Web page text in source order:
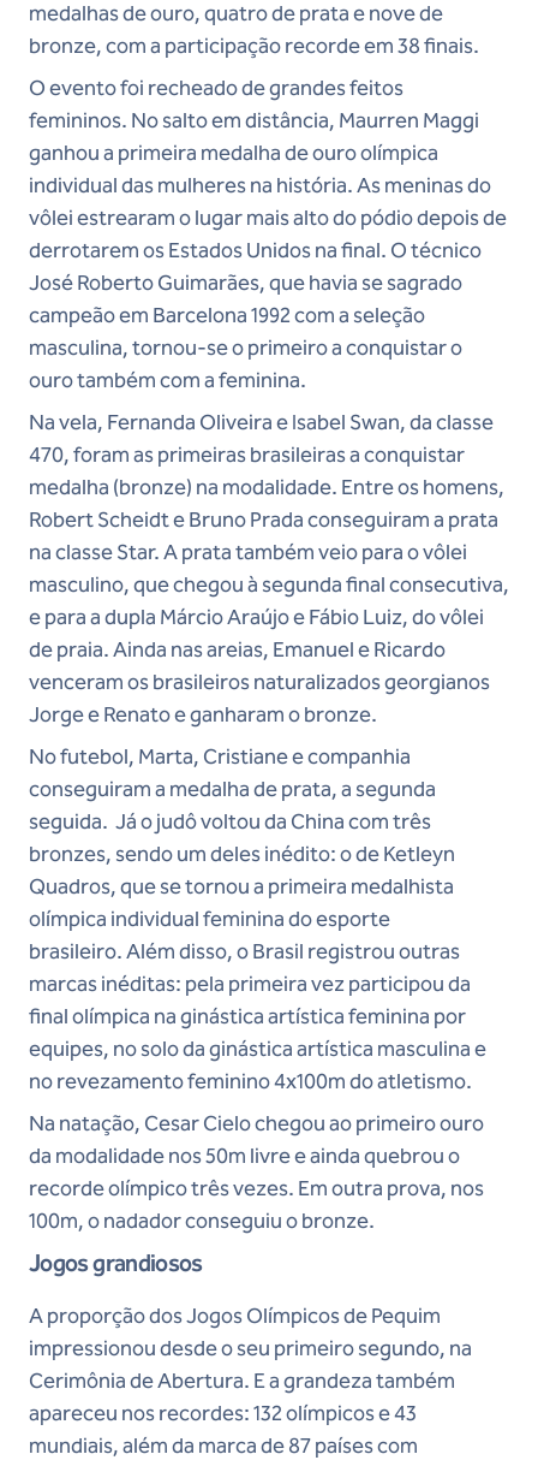
medalhas de ouro, quatro de prata e nove de
bronze, com a participação recorde em 38 finais.
O evento foi recheado de grandes feitos
femininos. No salto em distância, Maurren Maggi
ganhou a primeira medalha de ouro olímpica
individual das mulheres na história. As meninas do
vôlei estrearam o lugar mais alto do pódio depois de
derrotarem os Estados Unidos na final. O técnico
José Roberto Guimarães, que havia se sagrado
campeão em Barcelona 1992 com a seleção
masculina, tornou-se o primeiro a conquistar o
ouro também com a feminina.
Na vela, Fernanda Oliveira e Isabel Swan, da classe
470, foram as primeiras brasileiras a conquistar
medalha (bronze) na modalidade. Entre os homens,
Robert Scheidt e Bruno Prada conseguiram a prata
na classe Star. A prata também veio para o vôlei
masculino, que chegou à segunda final consecutiva,
e para a dupla Márcio Araújo e Fábio Luiz, do vôlei
de praia. Ainda nas areias, Emanuel e Ricardo
venceram os brasileiros naturalizados georgianos
Jorge e Renato e ganharam o bronze.
No futebol, Marta, Cristiane e companhia
conseguiram a medalha de prata, a segunda
seguida. Já o judô voltou da China com três
bronzes, sendo um deles inédito: o de Ketleyn
Quadros, que se tornou a primeira medalhista
olímpica individual feminina do esporte
brasileiro. Além disso, o Brasil registrou outras
marcas inéditas: pela primeira vez participou da
final olímpica na ginástica artística feminina por
equipes, no solo da ginástica artística masculina e
no revezamento feminino 4x100m do atletismo.
Na natação, Cesar Cielo chegou ao primeiro ouro
da modalidade nos 50m livre e ainda quebrou o
recorde olímpico três vezes. Em outra prova, nos
100m, o nadador conseguiu o bronze.
Jogos grandiosos
A proporção dos Jogos Olímpicos de Pequim
impressionou desde o seu primeiro segundo, na
Cerimônia de Abertura. E a grandeza também
apareceu nos recordes: 132 olímpicos e 43
mundiais, além da marca de 87 países com